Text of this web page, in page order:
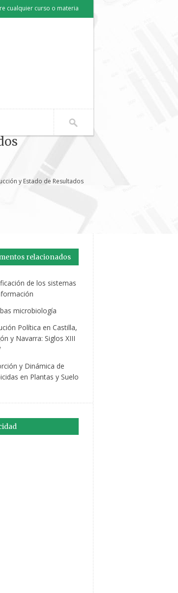
cualquier curso o materia
y Estado de Resultados
relacionados
de los sistemas
microbiología
Política en Castilla,
y Navarra: Siglos XIII
y Dinámica de
en Plantas y Suelo